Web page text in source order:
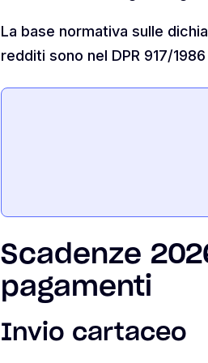
La base normativa sulle
redditi sono nel DPR 917/
Scadenze
pagamenti
Invio cartaceo